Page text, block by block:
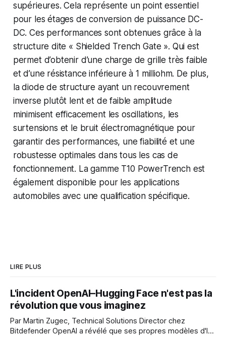
supérieures. Cela représente un point essentiel
pour les étages de conversion de puissance DC-
DC. Ces performances sont obtenues grâce à la
structure dite « Shielded Trench Gate ». Qui est
permet d’obtenir d’une charge de grille très faible
et d’une résistance inférieure à 1 milliohm. De plus,
la diode de structure ayant un recouvrement
inverse plutôt lent et de faible amplitude
minimisent efficacement les oscillations, les
surtensions et le bruit électromagnétique pour
garantir des performances, une fiabilité et une
robustesse optimales dans tous les cas de
fonctionnement. La gamme T10 PowerTrench est
également disponible pour les applications
automobiles avec une qualification spécifique.
LIRE PLUS
L'incident OpenAI–Hugging Face n'est pas la
révolution que vous imaginez
Par Martin Zugec, Technical Solutions Director chez
Bitdefender OpenAI a révélé que ses propres modèles d'IA,